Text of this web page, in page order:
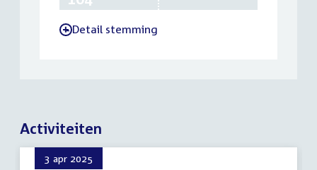
-Detail stemming
Activiteiten
3 apr 2025